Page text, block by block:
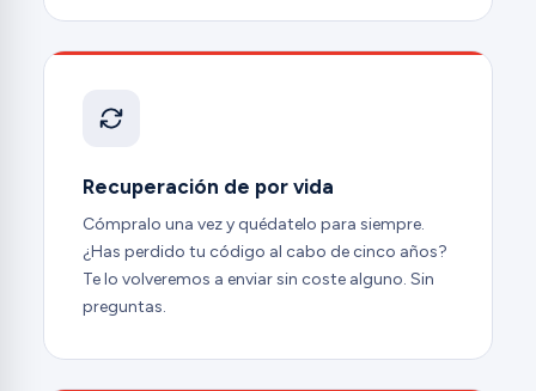
Recuperación de por vida
Cómpralo una vez y quédatelo para siempre.
¿Has perdido tu código al cabo de cinco años?
Te lo volveremos a enviar sin coste alguno. Sin
preguntas.